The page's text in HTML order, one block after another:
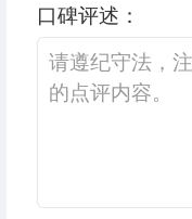
口碑评述：